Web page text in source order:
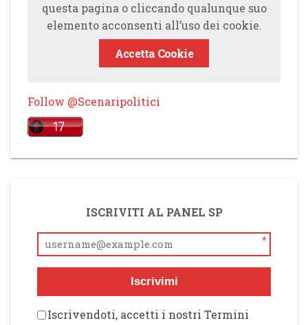
questa pagina o cliccando qualunque suo
elemento acconsenti all’uso dei cookie.
Accetta Cookie
Follow @Scenaripolitici
ISCRIVITI AL PANEL SP
*
Iscrivimi
Iscrivendoti, accetti i nostri Termini